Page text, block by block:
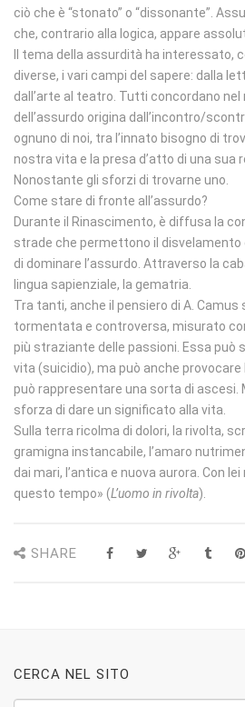
ciò che è “stonato” o “dissonante”.
che, contrario alla logica, appare
Il tema della assurdità ha interessato,
diverse, i vari campi del sapere: dalla
dall’arte al teatro. Tutti concordano nel
dell’assurdo origina dall’incontro/
ognuno di noi, tra l’innato bisogno di
nostra vita e la presa d’atto di una sua
Nonostante gli sforzi di trovarne uno.
Come stare di fronte all’assurdo?
Durante il Rinascimento, è diffusa la
strade che permettono il disvelamento
di dominare l’assurdo. Attraverso la
lingua sapienziale, la gematria.
Tra tanti, anche il pensiero di A. Camus
tormentata e controversa, misurato
più straziante delle passioni. Essa può
vita (suicidio), ma può anche
può rappresentare una sorta di ascesi.
sforza di dare un significato alla vita.
Sulla terra ricolma di dolori, la rivolta,
gramigna instancabile, l’amaro
dai mari, l’antica e nuova aurora. Con
questo tempo» (L’uomo in rivolta).
SHARE
CERCA NEL SITO